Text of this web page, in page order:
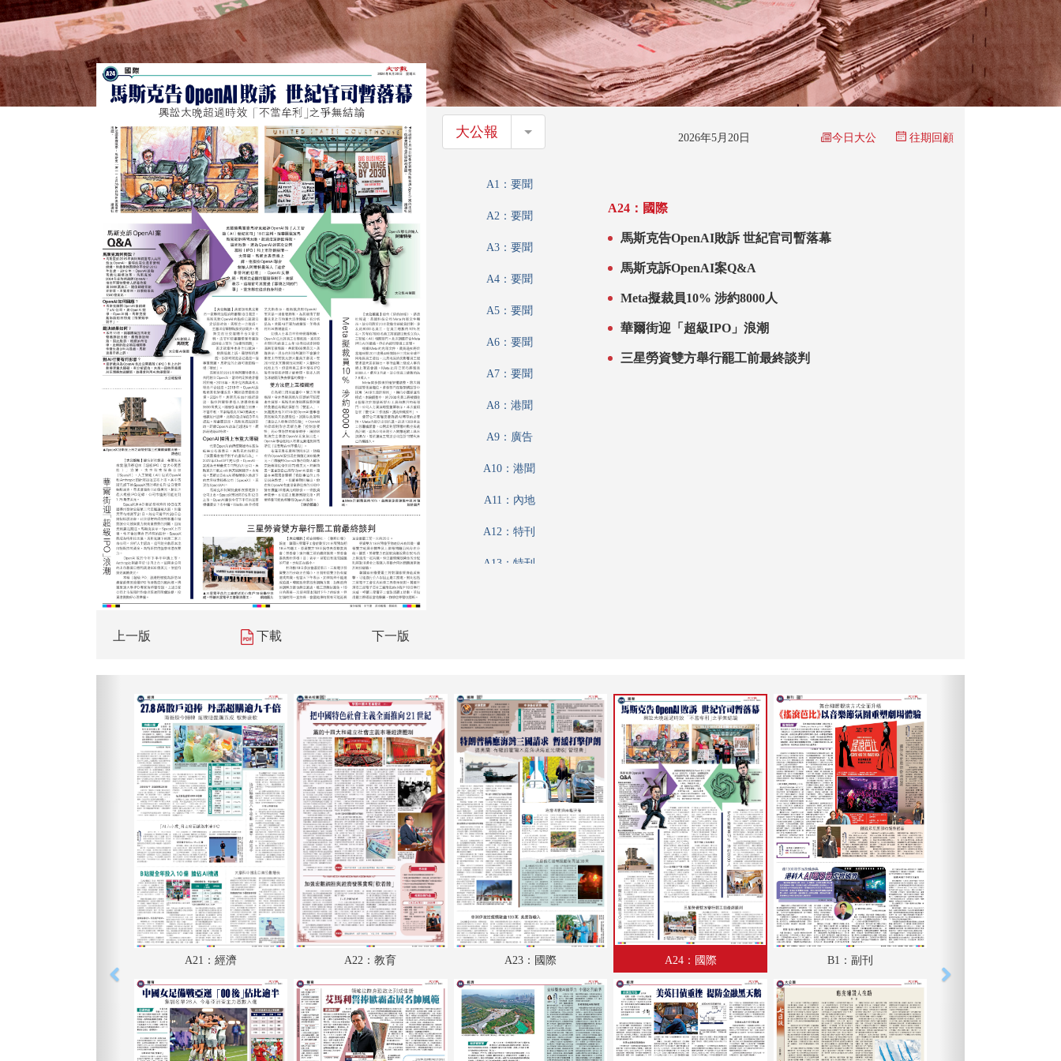
上一版 下載 下一版
大公報 大公報 2026年5月20日 今日大公 往期回顧
A1：要聞
A2：要聞
A3：要聞
A4：要聞
A5：要聞
A6：要聞
A7：要聞
A8：港聞
A9：廣告
A10：港聞
A11：內地
A12：特刊
A13：特刊
A18：內地
A19：兩岸
A20：經濟
A21：經濟
A22：教育
A23：國際
A24：國際
B1：副刊
B3：體育
B4：經濟
A24：國際
馬斯克告OpenAI敗訴 世紀官司暫落幕
馬斯克訴OpenAI案Q&A
Meta擬裁員10% 涉約8000人
華爾街迎「超級IPO」浪潮
三星勞資雙方舉行罷工前最終談判
A21：經濟 A22：教育 A23：國際 A24：國際 B1：副刊